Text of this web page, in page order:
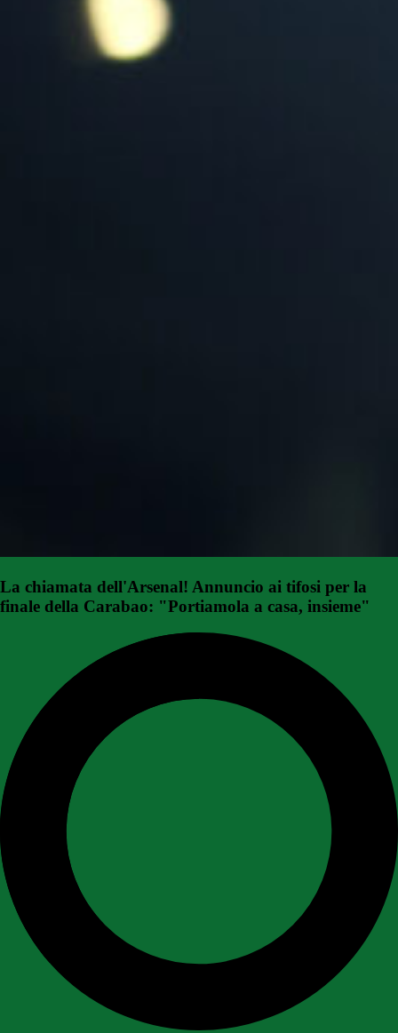
La chiamata dell'Arsenal! Annuncio ai tifosi per la
finale della Carabao: "Portiamola a casa, insieme"